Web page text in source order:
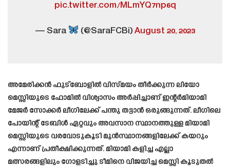
pic.twitter.com/MLmYQ7np6q
— Sara (@SaraFCBi)August 20, 2023
അമേരിക്കൻ ഫുട്ബോളിൽ വിസ്മയം തീർക്കുന്ന ലിയോ
മെസ്സിയുടെ ഫോമിൽ വിശ്വാസം അർപ്പിച്ചാണ് ഇന്റർമിയാമി
മേജർ സോക്കർ ലീഗിലേക്ക് പന്തു തട്ടാൻ ഒരുങ്ങുന്നത്. ലീഗിലെ
പോയിന്റ് ടേബിൾ ഏറ്റവും അവസാന സ്ഥാനത്തുള്ള മിയാമി
മെസ്സിയുടെ വരവോടുകൂടി മുൻസ്ഥാനങ്ങളിലേക്ക് കയറും
എന്നാണ് പ്രതീക്ഷിക്കുന്നത്. മിയാമി കളിച്ച എല്ലാ
മത്സരങ്ങളിലും ഗോളടിച്ചു ടീമിനെ വിജയിച്ച മെസ്സി കൂടുതൽ